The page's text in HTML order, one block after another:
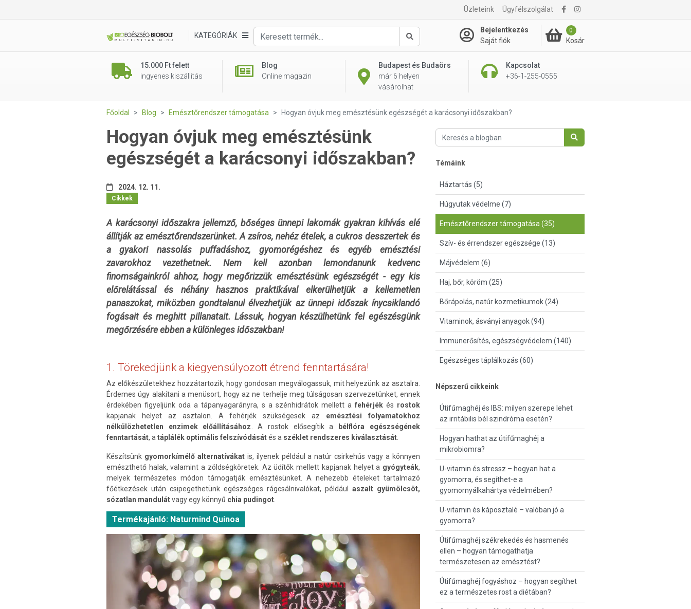
Üzleteink Ügyfélszolgálat
KATEGÓRIÁK
Keresés
Bejelentkezés
Saját fiók
0
Kosár
15.000 Ft felett
ingyenes kiszállítás
Blog
Online magazin
Budapest és Budaörs
már 6 helyen
vásárolhat
Kapcsolat
+36-1-255-0555
Főoldal Blog Emésztőrendszer támogatása Hogyan óvjuk meg emésztésünk egészségét a karácsonyi időszakban?
Hogyan óvjuk meg emésztésünk
egészségét a karácsonyi időszakban?
2024. 12. 11.
Cikkek
A karácsonyi időszakra jellemző, bőséges ünnepi lakomák gyakran kihívás elé
állítják az emésztőrendszerünket. A zsíros, nehéz ételek, a cukros desszertek és
a gyakori nassolás puffadáshoz, gyomorégéshez és egyéb emésztési
zavarokhoz vezethetnek. Nem kell azonban lemondanunk kedvenc
finomságainkról ahhoz, hogy megőrizzük emésztésünk egészségét - egy kis
előrelátással és néhány hasznos praktikával elkerülhetjük a kellemetlen
panaszokat, miközben gondtalanul élvezhetjük az ünnepi időszak ínycsiklandó
fogásait és meghitt pillanatait. Lássuk, hogyan készülhetünk fel egészésgünk
megőrzésére ebben a különleges időszakban!
1. Törekedjünk a kiegyensúlyozott étrend fenntartására!
Az előkészületekhez hozzátartozik, hogy gondosan megválogassuk, mit helyezünk az asztalra.
Érdemes úgy alakítani a menüsort, hogy az ne terhelje meg túlságosan szervezetünket, ennek
érdekében figyeljünk oda a tápanyagarányra, s a szénhidrátok mellett a fehérjék és rostok
kapjanak helyet az asztalon. A fehérjék szükségesek az emésztési folyamatokhoz
nélkülözhetetlen enzimek előállításához . A rostok elősegítik a
bélflóra egészségének
fenntartását, a táplálék optimális felszívódásátés a széklet rendszeres kiválasztását
Készítsünk gyomorkímélő alternatívákatis, ilyenek például a natúr csirkehús vagy a könnyen
emészthető halak, valamint a zöldségköretek. Az üdítők mellett kapjanak helyet a gyógyteák,
melyek természetes módon támogatják emésztésünket. A nehezebb ételeket tartalmazó
főétkezések után csipegethetünk egészséges rágcsálnivalókat, például aszalt gyümölcsöt,
sózatlan mandulátvagy egy könnyű chia pudingot
Termékajánló: Naturmind Quinoa
Témáink
Háztartás (5)
Húgyutak védelme (7)
Emésztőrendszer támogatása (35)
Szív- és érrendszer egészsége (13)
Májvédelem (6)
Haj, bőr, köröm (25)
Bőrápolás, natúr kozmetikumok (24)
Vitaminok, ásványi anyagok (94)
Immunerősítés, egészségvédelem (140)
Egészséges táplálkozás (60)
Népszerű cikkeink
Útifűmaghéj és IBS: milyen szerepe lehet
az irritábilis bél szindróma esetén?
Hogyan hathat az útifűmaghéj a
mikrobiomra?
U-vitamin és stressz – hogyan hat a
gyomorra, és segíthet-e a
gyomornyálkahártya védelmében?
U-vitamin és káposztalé – valóban jó a
gyomorra?
Útifűmaghéj székrekedés és hasmenés
ellen – hogyan támogathatja
természetesen az emésztést?
Útifűmaghéj fogyáshoz – hogyan segíthet
ez a természetes rost a diétában?